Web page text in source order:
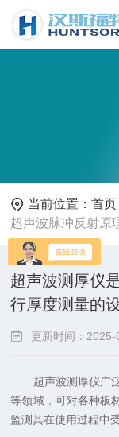
当前位置：首页
超声波脉冲反射原
超声波测厚仪
行厚度测量的
更新时间：2025-
超声波测厚仪广泛
等领域，可对各种板
监测其在使用过程中